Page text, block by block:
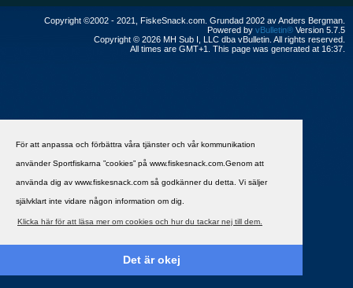
För att anpassa och förbättra våra tjänster och vår kommunikation
använder Sportfiskarna ”cookies” på www.fiskesnack.com.Genom att
använda dig av www.fiskesnack.com så godkänner du detta. Vi säljer
självklart inte vidare någon information om dig.
Klicka här för att läsa mer om cookies och hur du tackar nej till dem.
Det är okej
Copyright ©2002 - 2021, FiskeSnack.com. Grundad 2002 av Anders Bergman.
Powered by vBulletin® Version 5.7.5
Copyright © 2026 MH Sub I, LLC dba vBulletin. All rights reserved.
All times are GMT+1. This page was generated at 16:37.